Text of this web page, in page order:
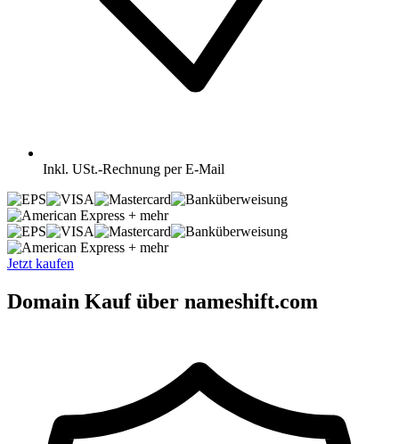
Inkl. USt.-Rechnung per E-Mail
+ mehr
+ mehr
Jetzt kaufen
Domain Kauf über nameshift.com